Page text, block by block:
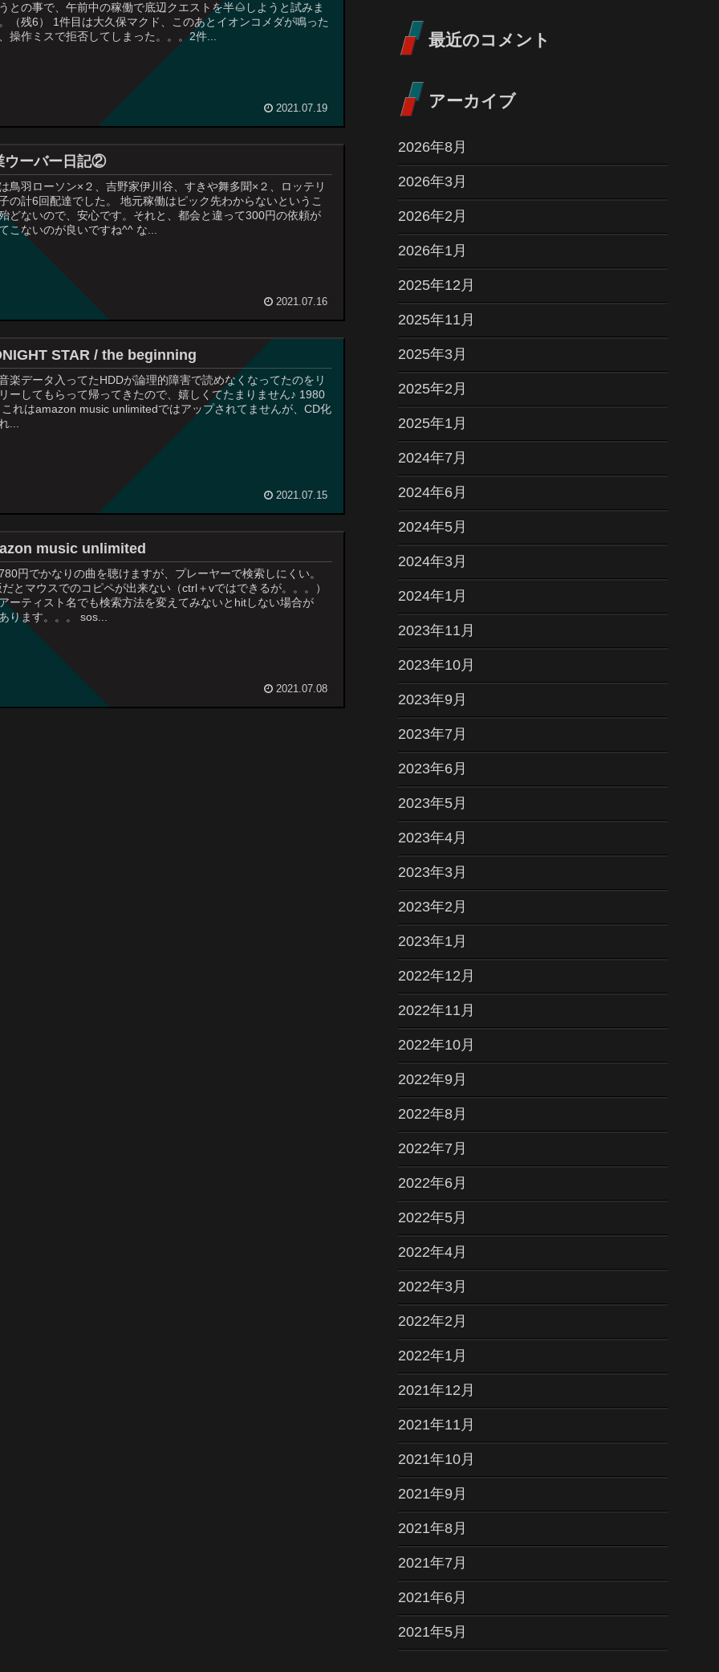
との事で、午前中の稼働で底辺クエストを半🌰しようと試みま
（残6） 1件目は大久保マクド、このあとイオンコメダが鳴った
操作ミスで拒否してしまった。。。2件...
2021.07.19
ウーバー日記②
鳥羽ローソン×２、吉野家伊川谷、すきや舞多聞×２、ロッテリ
の計6回配達でした。 地元稼働はピック先わからないというこ
どないので、安心です。それと、都会と違って300円の依頼が
こないのが良いですね^^ な...
2021.07.16
STAR / the beginning
楽データ入ってたHDDが論理的障害で読めなくなってたのをリ
ーしてもらって帰ってきたので、嬉しくてたまりません♪ 1980
れはamazon music unlimitedではアップされてませんが、CD化
...
2021.07.15
music unlimited
円でかなりの曲を聴けますが、プレーヤーで検索しにくい。
だとマウスでのコピペが出来ない（ctrl＋vではできるが。。。）
ーティスト名でも検索方法を変えてみないとhitしない場合が
ります。。。 sos...
2021.07.08
最近のコメント
アーカイブ
2026年8月
2026年3月
2026年2月
2026年1月
2025年12月
2025年11月
2025年3月
2025年2月
2025年1月
2024年7月
2024年6月
2024年5月
2024年3月
2024年1月
2023年11月
2023年10月
2023年9月
2023年7月
2023年6月
2023年5月
2023年4月
2023年3月
2023年2月
2023年1月
2022年12月
2022年11月
2022年10月
2022年9月
2022年8月
2022年7月
2022年6月
2022年5月
2022年4月
2022年3月
2022年2月
2022年1月
2021年12月
2021年11月
2021年10月
2021年9月
2021年8月
2021年7月
2021年6月
2021年5月